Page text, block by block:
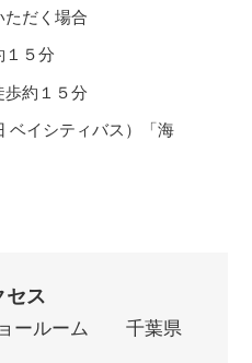
だく場合
５分
約１５分
ベイシティバス）「海
セス
ョールーム 千葉県